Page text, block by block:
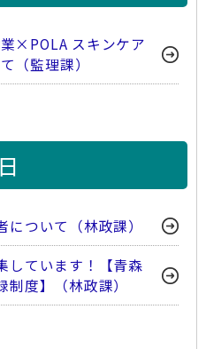
×POLA スキンケア
（監理課）
ついて（林政課）
しています！【青森
度】（林政課）